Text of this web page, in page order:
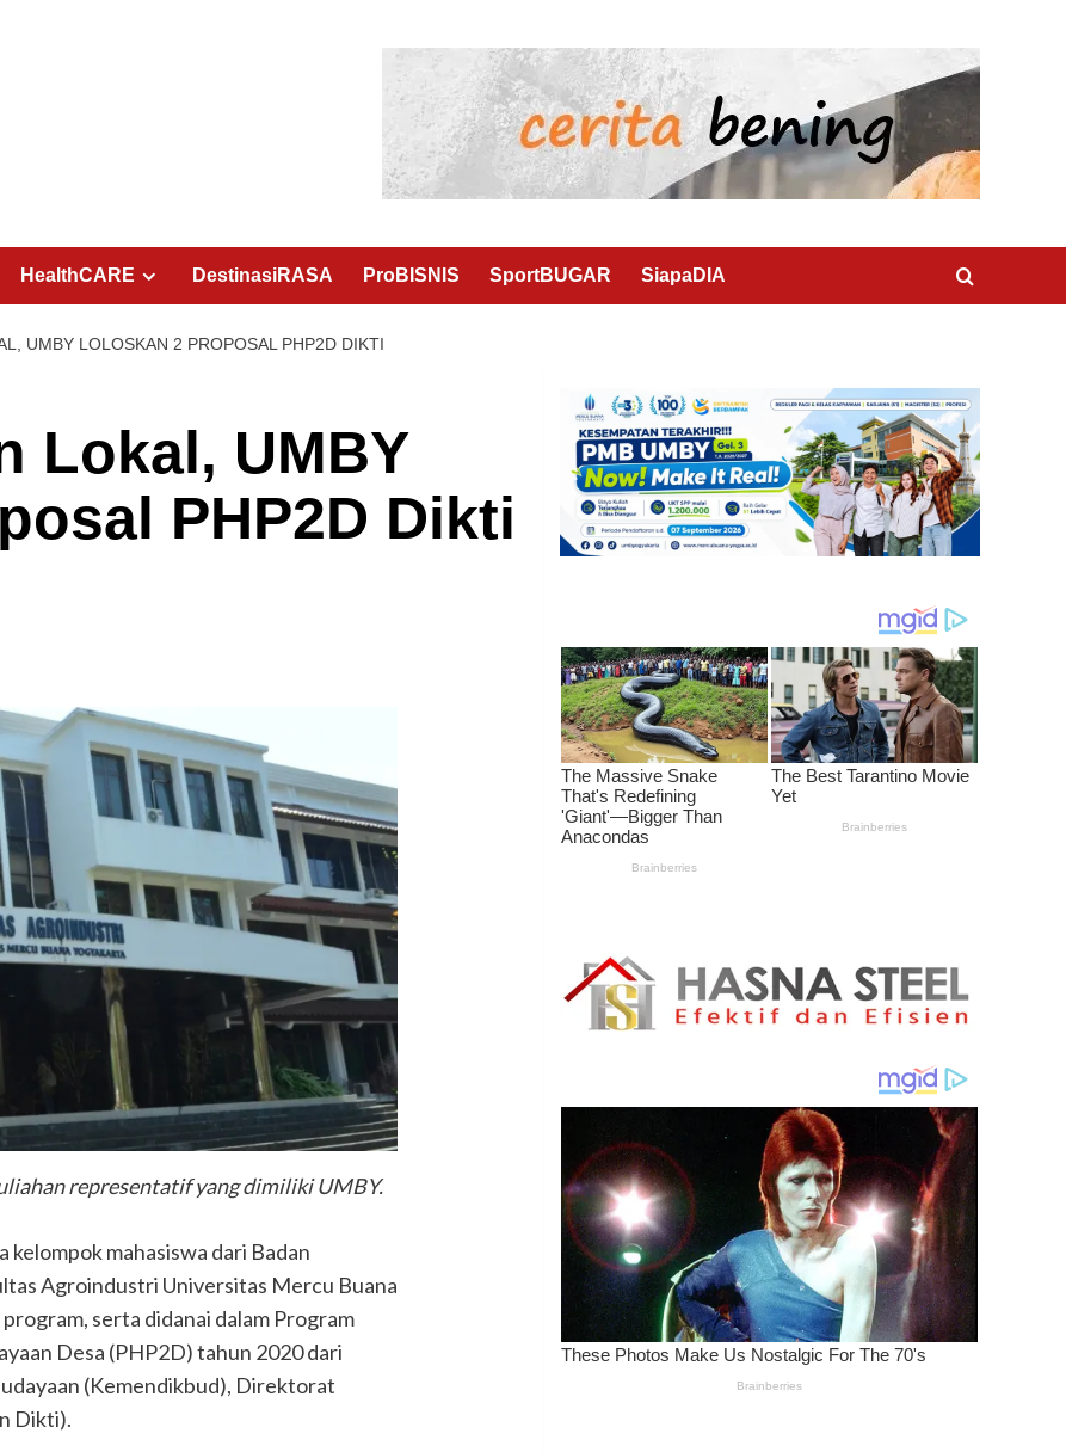
HealthCARE DestinasiRASA ProBISNIS SportBUGAR SiapaDIA
UMBY LOLOSKAN 2 PROPOSAL PHP2D DIKTI
Lokal, UMBY
PHP2D Dikti
representatif yang dimiliki UMBY.
kelompok mahasiswa dari Badan
Agroindustri Universitas Mercu Buana
serta didanai dalam Program
Desa (PHP2D) tahun 2020 dari
(Kemendikbud), Direktorat
Dikti).